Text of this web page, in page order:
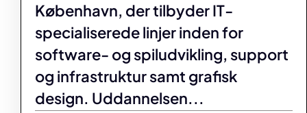
København, der tilbyder IT-
specialiserede linjer inden for
software- og spiludvikling, support
og infrastruktur samt grafisk
design. Uddannelsen...